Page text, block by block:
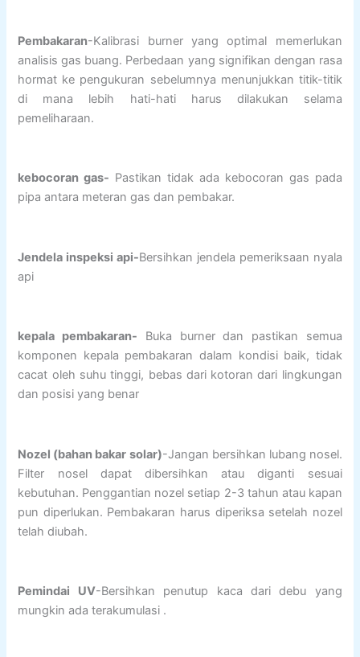
Pembakaran-Kalibrasi burner yang optimal memerlukan
analisis gas buang. Perbedaan yang signifikan dengan rasa
hormat ke pengukuran sebelumnya menunjukkan titik-titik
di mana lebih hati-hati harus dilakukan selama
pemeliharaan.
kebocoran gas- Pastikan tidak ada kebocoran gas pada
pipa antara meteran gas dan pembakar.
Jendela inspeksi api-Bersihkan jendela pemeriksaan nyala
api
kepala pembakaran- Buka burner dan pastikan semua
komponen kepala pembakaran dalam kondisi baik, tidak
cacat oleh suhu tinggi, bebas dari kotoran dari lingkungan
dan posisi yang benar
Nozel (bahan bakar solar)-Jangan bersihkan lubang nosel.
Filter nosel dapat dibersihkan atau diganti sesuai
kebutuhan. Penggantian nozel setiap 2-3 tahun atau kapan
pun diperlukan. Pembakaran harus diperiksa setelah nozel
telah diubah.
Pemindai UV-Bersihkan penutup kaca dari debu yang
mungkin ada terakumulasi .